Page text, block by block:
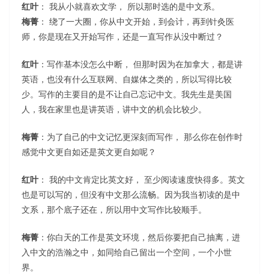
红叶 ： 我从小就喜欢文学， 所以那时选的是中文系。
梅菁 ： 绕了一大圈，你从中文开始，到会计，再到针灸医
师，你是现在又开始写作，还是一直写作从没中断过？
红叶 ：写作基本没怎么中断， 但那时因为在加拿大，都是讲
英语，也没有什么互联网、自媒体之类的，所以写得比较
少。写作的主要目的是不让自己忘记中文。我先生是美国
人，我在家里也是讲英语，讲中文的机会比较少。
梅菁 ：为了自己的中文记忆更深刻而写作， 那么你在创作时
感觉中文更自如还是英文更自如呢？
红叶 ： 我的中文肯定比英文好， 至少阅读速度快得多。英文
也是可以写的，但没有中文那么流畅。因为我当初读的是中
文系，那个底子还在，所以用中文写作比较顺手。
梅菁 ：你白天的工作是英文环境，然后你要把自己抽离，进
入中文的浩瀚之中，如同给自己留出一个空间，一个小世
界。